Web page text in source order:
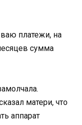
платежи, на
сумма
матери, что
аппарат